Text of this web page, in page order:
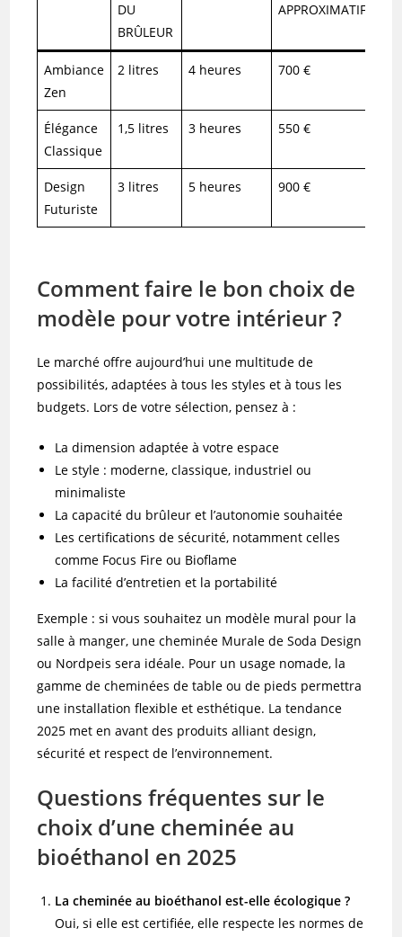
DU
BRÛLEUR
APPROXIMATIF
Ambiance
Zen
2 litres 4 heures 700 €
Élégance
Classique
1,5 litres 3 heures 550 €
Design
Futuriste
3 litres 5 heures 900 €
Comment faire le bon choix de
modèle pour votre intérieur ?
Le marché offre aujourd’hui une multitude de
possibilités, adaptées à tous les styles et à tous les
budgets. Lors de votre sélection, pensez à :
La dimension adaptée à votre espace
Le style : moderne, classique, industriel ou
minimaliste
La capacité du brûleur et l’autonomie souhaitée
Les certifications de sécurité, notamment celles
comme Focus Fire ou Bioflame
La facilité d’entretien et la portabilité
Exemple : si vous souhaitez un modèle mural pour la
salle à manger, une cheminée Murale de Soda Design
ou Nordpeis sera idéale. Pour un usage nomade, la
gamme de cheminées de table ou de pieds permettra
une installation flexible et esthétique. La tendance
2025 met en avant des produits alliant design,
sécurité et respect de l’environnement.
Questions fréquentes sur le
choix d’une cheminée au
bioéthanol en 2025
La cheminée au bioéthanol est-elle écologique ?
Oui, si elle est certifiée, elle respecte les normes de